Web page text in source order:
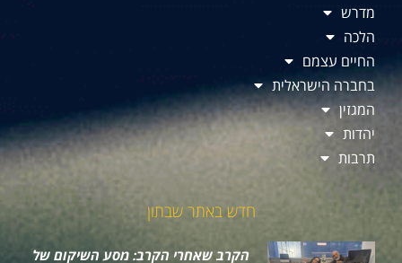
מדרש
הלכה
החיים עצמם
בחברה הישראלית
המגזין
יהדות
תרבות
חדש באתר שבתון
הקרב שאחרי הקרב: מסע השיקום של